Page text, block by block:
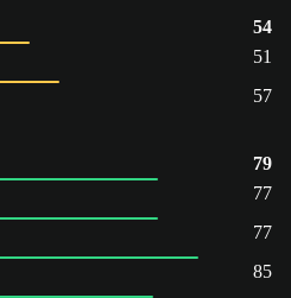
54
51
57
79
77
77
85